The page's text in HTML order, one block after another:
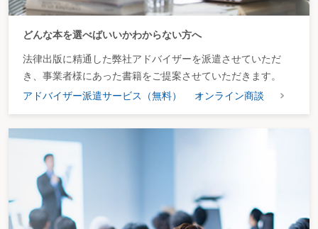
どんな本を選べばいいかわからない方へ
法律出版に精通した弊社アドバイザーを派遣させていただ
き、事業者様にあった書籍をご提案させていただきます。
アドバイザー派遣サービス（無料）
オンライン商談